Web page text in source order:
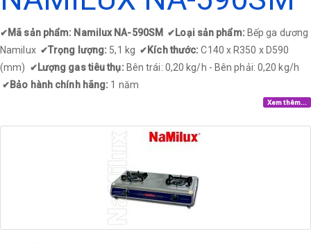
✔Mã sản phẩm: Namilux NA-590SM ✔Loại sản phẩm: Bếp ga dương
Namilux ✔Trọng lượng: 5,1 kg ✔Kích thước: C140 x R350 x D590
(mm) ✔Lượng gas tiêu thụ: Bên trái: 0,20 kg/h - Bên phải: 0,20 kg/h
✔Bảo hành chính hãng: 1 năm
Xem thêm...